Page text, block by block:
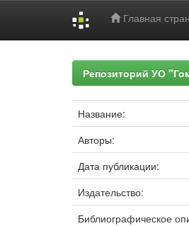
Главная
Репозиторий УО
Название:
Авторы:
Дата публикации:
Издательство:
Библиографическое